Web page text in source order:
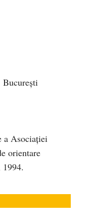
București
a Asociaţiei
orientare